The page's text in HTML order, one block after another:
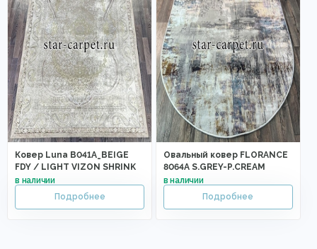
Ковер Luna B041A_BEIGE
FDY / LIGHT VIZON SHRINK
Овальный ковер FLORANCE
8064A S.GREY-P.CREAM